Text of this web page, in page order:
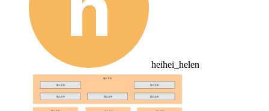
heihei_helen